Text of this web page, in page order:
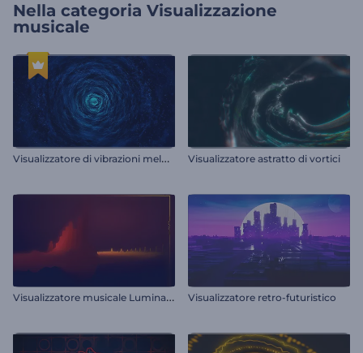
Nella categoria Visualizzazione
musicale
V
isualizzatore di vibrazioni melodiche Visualizzatore astratto di vortici
V
isualizzatore musicale Luminance Visualizzatore retro-futuristico